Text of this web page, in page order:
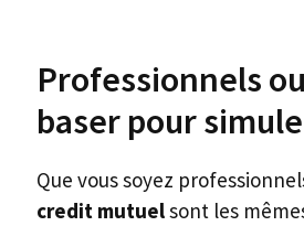
Professionnels
baser pour
Que vous soyez
credit mutuelsont les